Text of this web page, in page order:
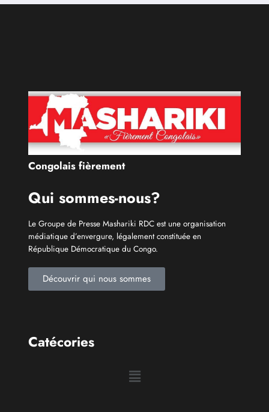
Qui sommes-nous?
Le Groupe de Presse Mashariki RDC est une organisation
médiatique d’envergure, légalement constituée en
République Démocratique du Congo.
Découvrir qui nous sommes
Catécories
Info À la Une